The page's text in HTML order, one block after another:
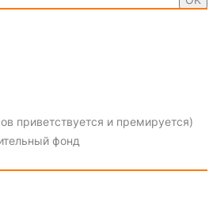
приветствуется и премируется)
фонд